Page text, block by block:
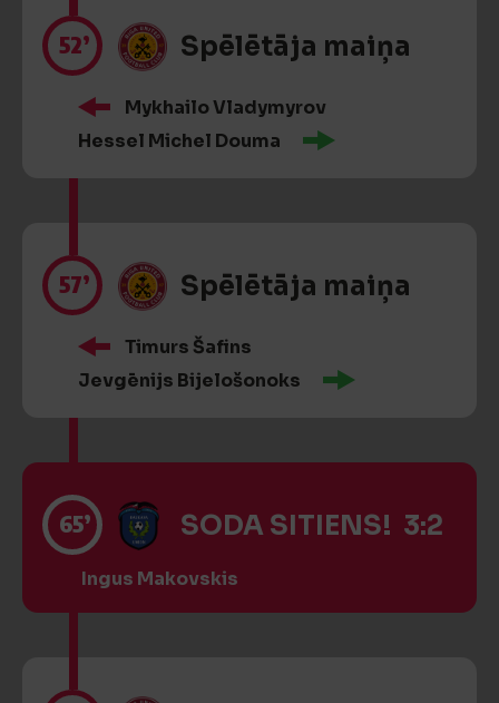
52’ Spēlētāja maiņa
Mykhailo Vladymyrov
Hessel Michel Douma
57’ Spēlētāja maiņa
Timurs Šafins
Jevgēnijs Bijelošonoks
65’ SODA SITIENS! 3:2
Ingus Makovskis